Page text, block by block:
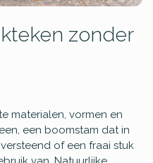
zonder
materialen, vormen en
een boomstam dat in
of een fraai stuk